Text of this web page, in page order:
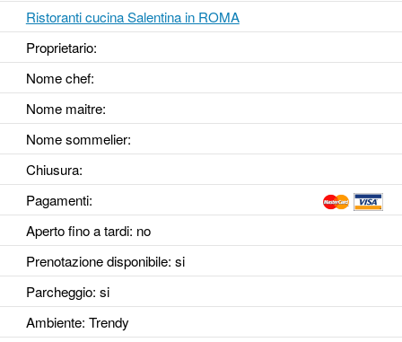
Ristoranti cucina Salentina in ROMA
Proprietario:
Nome chef:
Nome maitre:
Nome sommelier:
Chiusura:
Pagamenti:
Aperto fino a tardi: no
Prenotazione disponibile: si
Parcheggio: si
Ambiente: Trendy